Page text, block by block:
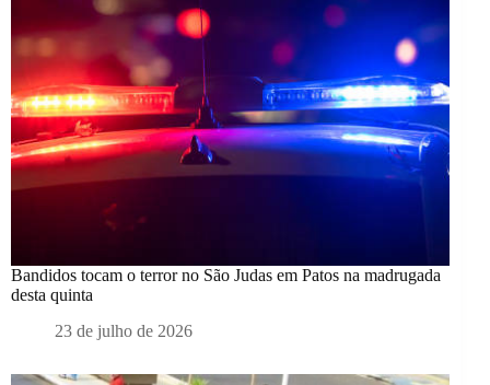
Bandidos tocam o terror no São Judas em Patos na madrugada
desta quinta
23 de julho de 2026